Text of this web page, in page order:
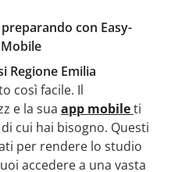
con Easy-
Regione Emilia
così facile. Il
e la sua app mobileti
cui hai bisogno. Questi
per rendere lo studio
accedere a una vasta